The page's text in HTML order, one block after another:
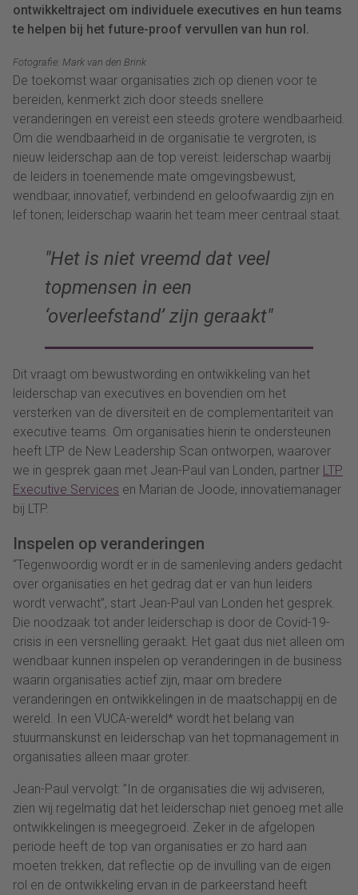
ontwikkeltraject om individuele executives en hun teams
te helpen bij het future-proof vervullen van hun rol.
Fotografie: Mark van den Brink
De toekomst waar organisaties zich op dienen voor te
bereiden, kenmerkt zich door steeds snellere
veranderingen en vereist een steeds grotere wendbaarheid.
Om die wendbaarheid in de organisatie te vergroten, is
nieuw leiderschap aan de top vereist: leiderschap waarbij
de leiders in toenemende mate omgevingsbewust,
wendbaar, innovatief, verbindend en geloofwaardig zijn en
lef tonen; leiderschap waarin het team meer centraal staat.
Het is niet vreemd dat veel
topmensen in een
‘overleefstand’ zijn geraakt
Dit vraagt om bewustwording en ontwikkeling van het
leiderschap van executives en bovendien om het
versterken van de diversiteit en de complementariteit van
executive teams. Om organisaties hierin te ondersteunen
heeft LTP de New Leadership Scan ontworpen, waarover
we in gesprek gaan met Jean-Paul van Londen, partner LTP
Executive Services en Marian de Joode, innovatiemanager
bij LTP.
Inspelen op veranderingen
“Tegenwoordig wordt er in de samenleving anders gedacht
over organisaties en het gedrag dat er van hun leiders
wordt verwacht”, start Jean-Paul van Londen het gesprek.
Die noodzaak tot ander leiderschap is door de Covid-19-
crisis in een versnelling geraakt. Het gaat dus niet alleen om
wendbaar kunnen inspelen op veranderingen in de business
waarin organisaties actief zijn, maar om bredere
veranderingen en ontwikkelingen in de maatschappij en de
wereld. In een VUCA-wereld* wordt het belang van
stuurmanskunst en leiderschap van het topmanagement in
organisaties alleen maar groter.
Jean-Paul vervolgt: ”In de organisaties die wij adviseren,
zien wij regelmatig dat het leiderschap niet genoeg met alle
ontwikkelingen is meegegroeid. Zeker in de afgelopen
periode heeft de top van organisaties er zo hard aan
moeten trekken, dat reflectie op de invulling van de eigen
rol en de ontwikkeling ervan in de parkeerstand heeft